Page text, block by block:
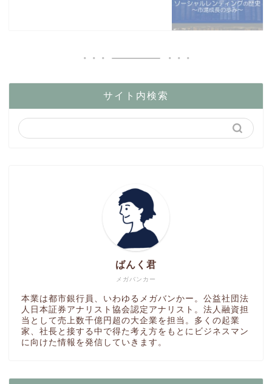
サイト内検索
メガバンカー
ばんく君
本業は都市銀行員、いわゆるメガバンかー。公益社団法
人日本証券アナリスト協会認定アナリスト。法人融資担
当として売上数千億円超の大企業を担当。多くの起業
家、社長と接する中で得た考え方をもとにビジネスマン
に向けた情報を発信していきます。